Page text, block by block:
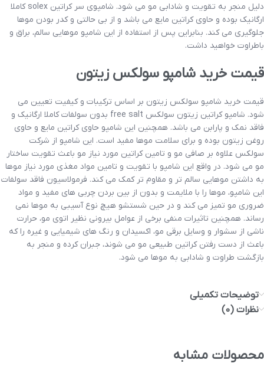
دلیل منجر به تقویت و شادابی مو می شود. شامپوی سر کراتین solex کاملا
ارگانیک بوده و حاوی کراتین مایع می باشد و از بی حالتی و کدر بودن موها
جلوگیری می کند. بنابراین پس از استفاده از این شامپو موهایی سالم، براق و
باطراوت خواهید داشت.
قیمت خرید شامپو سولکس زیتون
قیمت خرید شامپو سولکس زیتون بر اساس ترکیبات و کیفیت تعیین می
شود. شامپو کراتین زیتون سولکس free salt بدون سولفات کاملا ارگانیک و
فاقد نمک و پارابن می باشد. همچنین این شامپو حاوی کراتین مایع و حاوی
روغن زیتون بوده و برای سلامت موها مفید است. این شامپو از شرکت
سولکس علاوه بر صافی مو و تامین کراتین مورد نیاز مو باعث تقویت ساختار
مو می شود. در واقع این شامپو با تقویت و تامین مواد مغذی مورد نیاز موها
به داشتن موهایی سالم تر و مقاوم تر کمک می کند. فرمولاسیون فاقد سولفات
این شامپو، موها را با ملایمت و بدون از بین بردن چربی های مفید و مواد
ضروری مو تمیز می کند و در حین شستشو هیچ نوع آسیبی به موها نمی
رساند. همچنین تاثیرات منفی برخی از عوامل بیرونی نظیر اتوی مو، حرارت
ناشی از سشوار و وسایل برقی مو، اکسیدان و رنگ های شیمیایی و غیره را که
باعث از دست رفتن کراتین طبیعی مو می شوند، جبران کرده و منجر به
بازگشت طراوت و شادابی به موها می شود.
توضیحات تکمیلی
نظرات (0)
محصولات مشابه